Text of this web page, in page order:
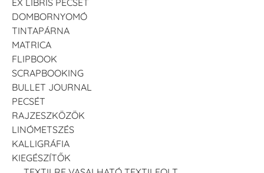
EX LIBRIS PECSÉT
DOMBORNYOMÓ
TINTAPÁRNA
MATRICA
FLIPBOOK
SCRAPBOOKING
BULLET JOURNAL
PECSÉT
RAJZESZKÖZÖK
LINÓMETSZÉS
KALLIGRÁFIA
KIEGÉSZÍTŐK